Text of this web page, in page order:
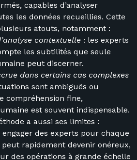
capables d’analyser
les données recueillies. Cette
atouts, notamment :
contextuelle : les experts
les subtilités que seule
peut discerner.
dans certains cas complexes
sont ambiguës ou
compréhension fine,
est souvent indispensable.
a aussi ses limites :
engager des experts pour chaque
peut rapidement devenir onéreux,
des opérations à grande échelle